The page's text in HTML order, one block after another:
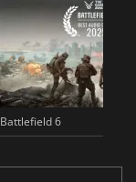
Battlefield 6